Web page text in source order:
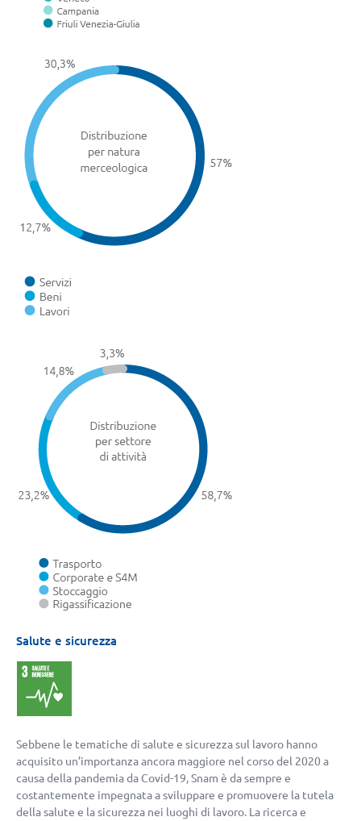
Salute e sicurezza
Sebbene le tematiche di salute e sicurezza sul lavoro hanno
acquisito un’importanza ancora maggiore nel corso del 2020 a
causa della pandemia da Covid-19, Snam è da sempre e
costantemente impegnata a sviluppare e promuovere la tutela
della salute e la sicurezza nei luoghi di lavoro. La ricerca e